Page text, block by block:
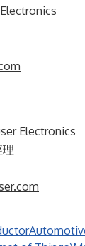
Electronics